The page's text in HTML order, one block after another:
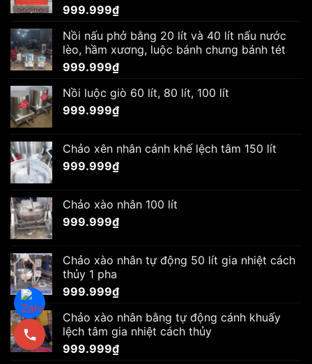
999.999₫
Nồi nấu phở bằng 20 lít và 40 lít nấu nước
lèo, hầm xương, luộc bánh chưng bánh tét
999.999₫
Nồi luộc giò 60 lít, 80 lít, 100 lít
999.999₫
Chảo xên nhân cánh khế lệch tâm 150 lít
999.999₫
Chảo xào nhân 100 lít
999.999₫
Chảo xào nhân tự động 50 lít gia nhiệt cách
thủy 1 pha
999.999₫
Chảo xào nhân bằng tự động cánh khuấy
lệch tâm gia nhiệt cách thủy
999.999₫